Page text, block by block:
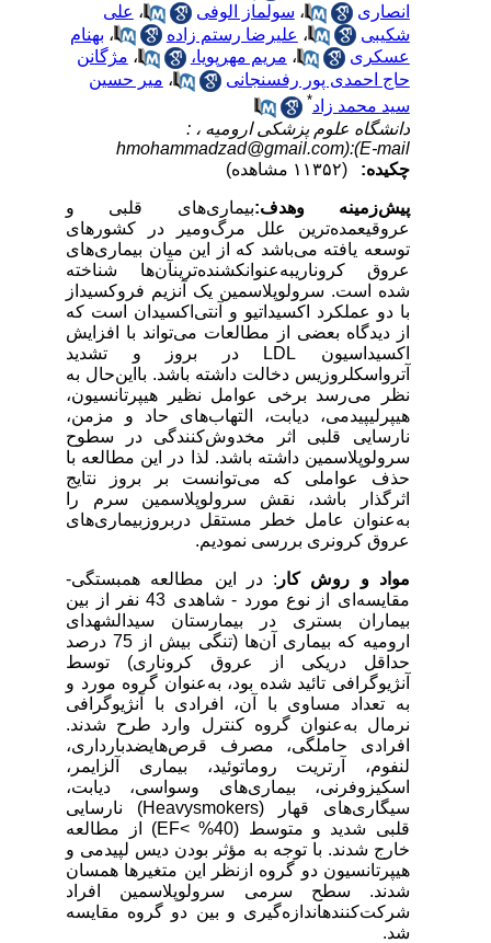
انصاری
،سولماز الوفی ،علی
شکیبی
، علیرضا رستم زاده ، بهنام
عسکری
،مریم مهرپویا، ،مژگانن
حاج احمدی پور رفسنجانی
،میر حسین
سید محمد زاد *
دانشگاه علوم پزشکی ارومیه ، :
hmohammadzad@gmail.com):(E-mail
چکیده:
پیش‌زمینه وهدف:بیماری‌های قلبی و
عروقیعمده‌ترین علل مرگ‌ومیر در کشورهای
توسعه یافته می‌باشد که از این میان بیماری‌های
عروق کروناریبه‌عنوانکشنده‌ترینآن‌ها شناخته
شده است. سرولوپلاسمین یک آنزیم فروکسیداز
با دو عملکرد اکسیداتیو و آنتی‌اکسیدان است که
از دیدگاه بعضی از مطالعات می‌تواند با افزایش
اکسیداسیون
LDLدر بروز و تشدید
آترواسکلروزیس دخالت داشته باشد. بااین‌حال به
نظر می‌رسد برخی عوامل نظیر هیپرتانسیون،
هیپرلیپیدمی، دیابت، التهاب‌های حاد و مزمن،
نارسایی قلبی اثر مخدوش‌کنندگی در سطوح
سرولوپلاسمین داشته باشد. لذا در این مطالعه با
حذف عواملی که می‌توانست بر بروز نتایج
اثرگذار باشد، نقش سرولوپلاسمین سرم را
به‌عنوان عامل خطر مستقل دربروزبیماری‌های
عروق کرونری بررسی نمودیم.
مواد و روش کار: در این مطالعه همبستگی-
مقایسه‌ای از نوع مورد - شاهدی 43 نفر از بین
بیماران بستری در بیمارستان سیدالشهدای
ارومیه که بیماری‌ آن‌ها (تنگی بیش از 75 درصد
حداقل دریکی از عروق کروناری) توسط
آنژیوگرافی تائید شده بود، به‌عنوان گروه مورد و
به تعداد مساوی با آن، افرادی با آنژیوگرافی
نرمال به‌عنوان گروه کنترل وارد طرح شدند.
افرادی حاملگی، مصرف قرص‌هایضدبارداری،
لنفوم، آرتریت روماتوئید، بیماری آلزایمر،
اسکیزوفرنی، بیماری‌های وسواسی، دیابت،
سیگاری‌های قهار (
Heavysmokers) نارسایی
قلبی شدید و متوسط (40%
EF<) از مطالعه
خارج شدند. با توجه به مؤثر بودن دیس لپیدمی و
هیپرتانسیون دو گروه ازنظر این متغیرها همسان
شدند. سطح سرمی سرولوپلاسمین افراد
شرکت‌کنندهاندازه‌گیری و بین دو گروه مقایسه
شد.